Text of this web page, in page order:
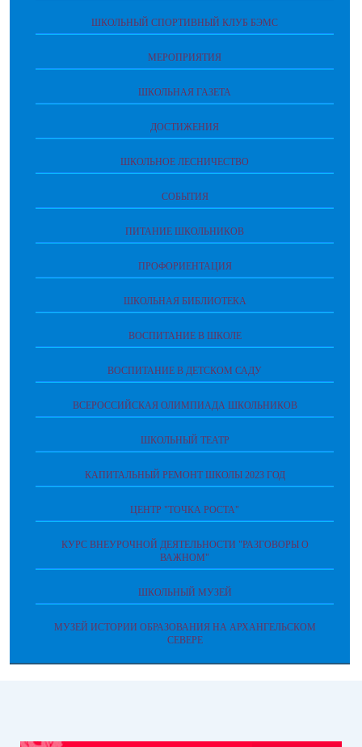
ШКОЛЬНЫЙ СПОРТИВНЫЙ КЛУБ БЭМС
МЕРОПРИЯТИЯ
ШКОЛЬНАЯ ГАЗЕТА
ДОСТИЖЕНИЯ
ШКОЛЬНОЕ ЛЕСНИЧЕСТВО
СОБЫТИЯ
ПИТАНИЕ ШКОЛЬНИКОВ
ПРОФОРИЕНТАЦИЯ
ШКОЛЬНАЯ БИБЛИОТЕКА
ВОСПИТАНИЕ В ШКОЛЕ
ВОСПИТАНИЕ В ДЕТСКОМ САДУ
ВСЕРОССИЙСКАЯ ОЛИМПИАДА ШКОЛЬНИКОВ
ШКОЛЬНЫЙ ТЕАТР
КАПИТАЛЬНЫЙ РЕМОНТ ШКОЛЫ 2023 ГОД
ЦЕНТР "ТОЧКА РОСТА"
КУРС ВНЕУРОЧНОЙ ДЕЯТЕЛЬНОСТИ "РАЗГОВОРЫ О
ВАЖНОМ"
ШКОЛЬНЫЙ МУЗЕЙ
МУЗЕЙ ИСТОРИИ ОБРАЗОВАНИЯ НА АРХАНГЕЛЬСКОМ
СЕВЕРЕ